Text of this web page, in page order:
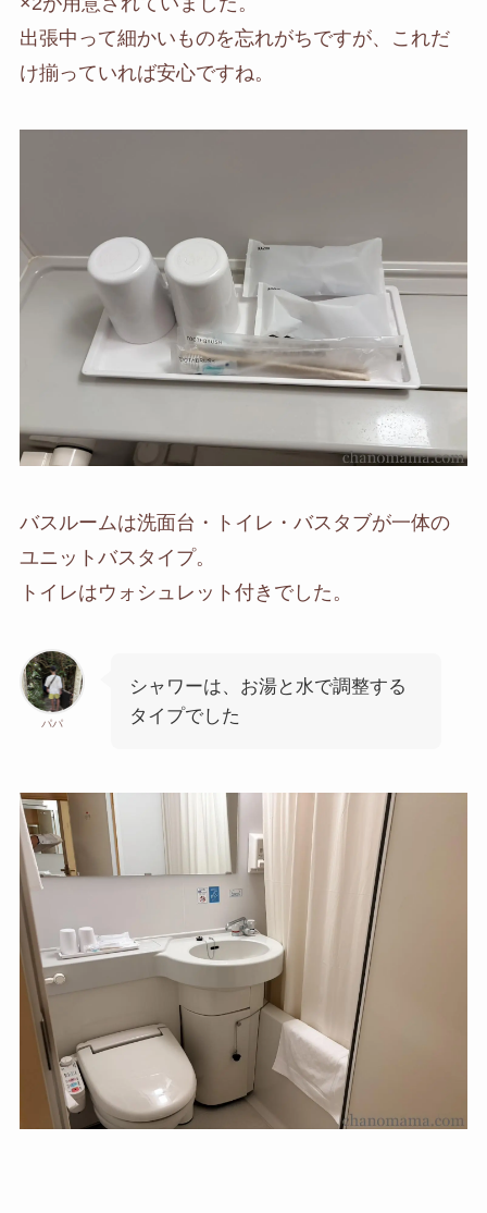
出張中って細かいものを忘れがちですが、これだ
け揃っていれば安心ですね。
バスルームは洗面台・トイレ・バスタブが一体の
ユニットバスタイプ。
トイレはウォシュレット付きでした。
パパ
シャワーは、お湯と水で調整する
タイプでした